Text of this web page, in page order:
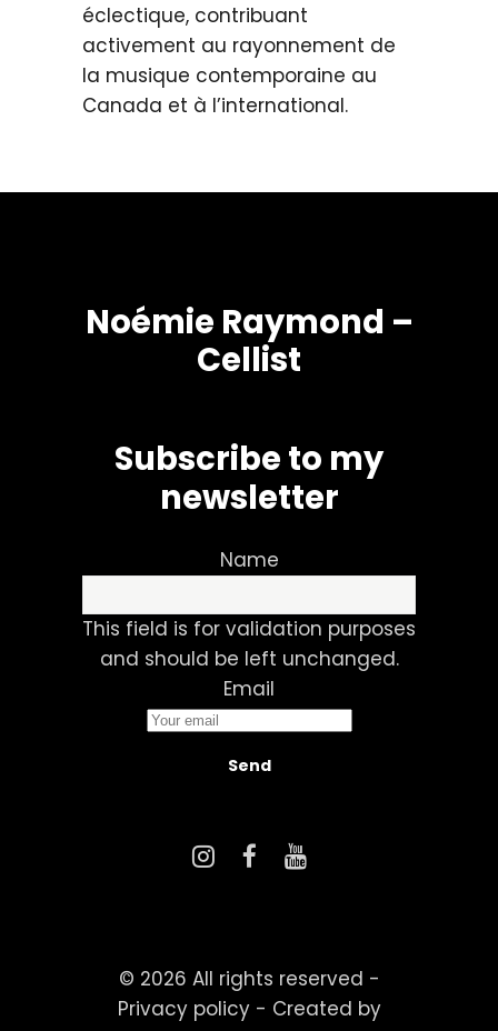
éclectique, contribuant
activement au rayonnement de
la musique contemporaine au
Canada et à l’international.
Noémie Raymond –
Cellist
Subscribe to my
newsletter
Name
This field is for validation purposes
and should be left unchanged.
Email
© 2026 All rights reserved -
Privacy policy- Created by